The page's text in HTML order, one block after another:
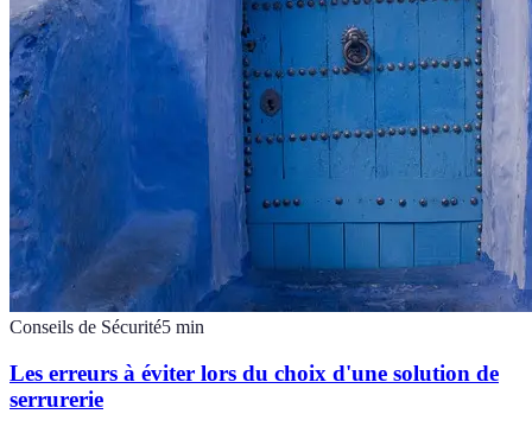
Conseils de Sécurité5 min
Les erreurs à éviter lors du choix d'une solution de
serrurerie